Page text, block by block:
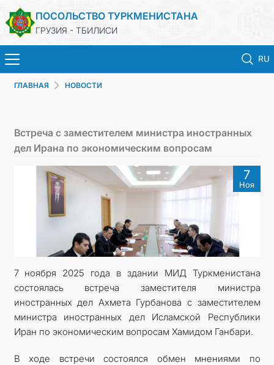
ПОСОЛЬСТВО ТУРКМЕНИСТАНА
ГРУЗИЯ - ТБИЛИСИ
RU
КОНСУЛЬСКИЕ УСЛУГИ
МИД
КОНТАКТНЫЕ ДАННЫЕ
ГЛАВНАЯ НОВОСТИ
Встреча с заместителем министра иностранных
дел Ирана по экономическим вопросам
7
Ноя
7 ноября 2025 года в здании МИД Туркменистана
состоялась встреча заместителя министра
иностранных дел Ахмета Гурбанова с заместителем
министра иностранных дел Исламской Республики
Иран по экономическим вопросам Хамидом Ганбари.
В ходе встречи состоялся обмен мнениями по